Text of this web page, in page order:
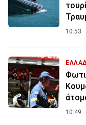
10:53
10:49